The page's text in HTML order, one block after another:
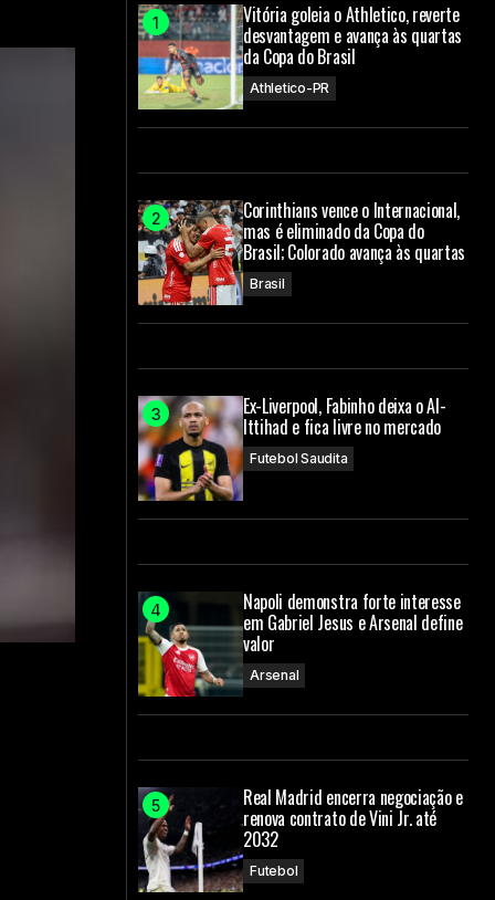
Vitória goleia o Athletico, reverte
desvantagem e avança às quartas
da Copa do Brasil
Athletico-PR
Corinthians vence o Internacional,
mas é eliminado da Copa do
Brasil; Colorado avança às quartas
Brasil
Ex-Liverpool, Fabinho deixa o Al-
Ittihad e fica livre no mercado
Futebol Saudita
Napoli demonstra forte interesse
em Gabriel Jesus e Arsenal define
valor
Arsenal
Real Madrid encerra negociação e
renova contrato de Vini Jr. até
2032
Futebol